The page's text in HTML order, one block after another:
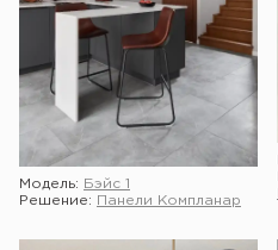
Модель:
Бэйс 1
Решение:
Панели Компланар